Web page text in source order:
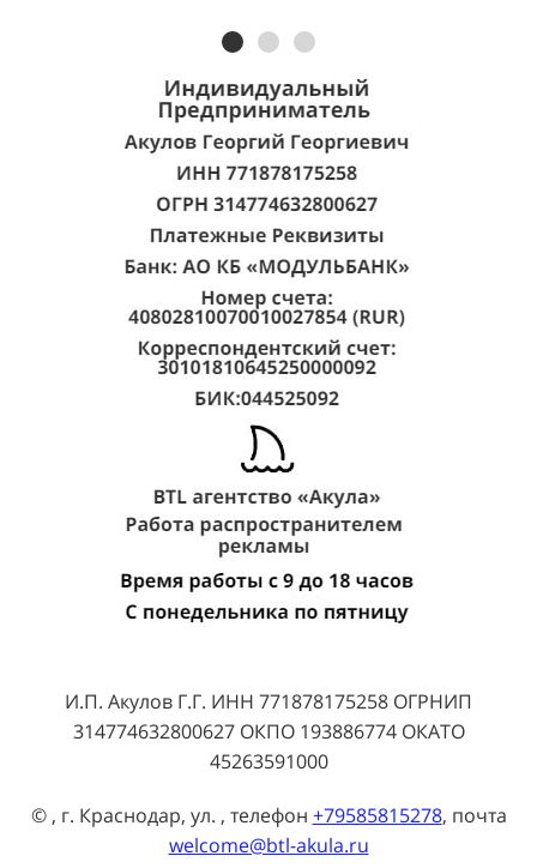
И.П. Акулов Г.Г. ИНН 771878175258 ОГРНИП
314774632800627 ОКПО 193886774 ОКАТО
45263591000
© , г. Краснодар, ул. , телефон +79585815278, почта
welcome@btl-akula.ru